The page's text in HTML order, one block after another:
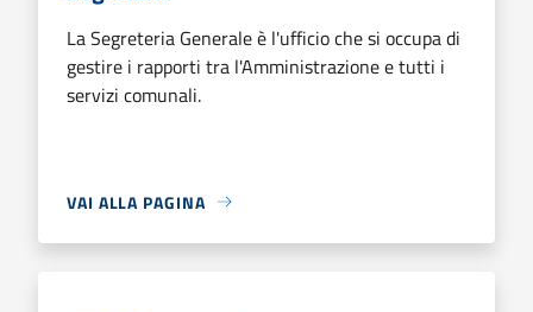
La Segreteria Generale è l'ufficio che si occupa di
gestire i rapporti tra l'Amministrazione e tutti i
servizi comunali.
VAI ALLA PAGINA